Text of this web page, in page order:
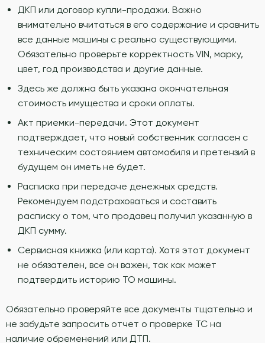
ДКП или договор купли-продажи. Важно
внимательно вчитаться в его содержание и сравнить
все данные машины с реально существующими.
Обязательно проверьте корректность VIN, марку,
цвет, год производства и другие данные.
Здесь же должна быть указана окончательная
стоимость имущества и сроки оплаты.
Акт приемки-передачи. Этот документ
подтверждает, что новый собственник согласен с
техническим состоянием автомобиля и претензий в
будущем он иметь не будет.
Расписка при передаче денежных средств.
Рекомендуем подстраховаться и составить
расписку о том, что продавец получил указанную в
ДКП сумму.
Сервисная книжка (или карта). Хотя этот документ
не обязателен, все он важен, так как может
подтвердить историю ТО машины.
Обязательно проверяйте все документы тщательно и
не забудьте запросить отчет о проверке ТС на
наличие обременений или ДТП.